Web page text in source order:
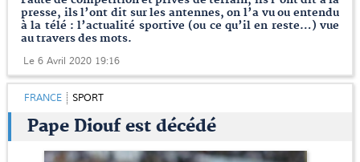
presse, ils l’ont dit sur les antennes, on l’a vu ou entendu
à la télé : l’actualité sportive (ou ce qu’il en reste…) vue
au travers des mots.
Le 6 Avril 2020 19:16
FRANCE SPORT
Pape Diouf est décédé